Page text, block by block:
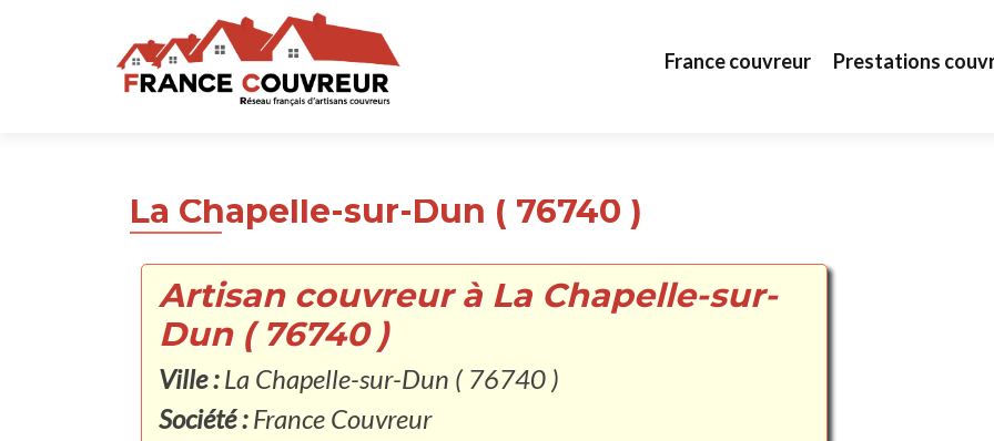
France couvreur Prestations
La Chapelle-sur-Dun ( 76740 )
Artisan couvreur à La Chapelle-sur-
Dun ( 76740 )
Ville :La Chapelle-sur-Dun ( 76740 )
Société :France Couvreur